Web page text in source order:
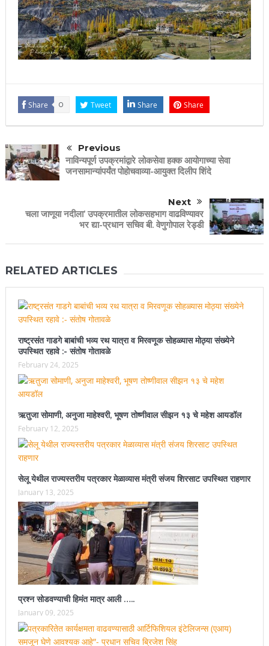
Share 0 Tweet Share Share
Previous
नाविन्यपूर्ण उपक्रमांद्वारे लोकसेवा हक्क आयोगाच्या सेवा
जनसामान्यांपर्यंत पोहोचवाव्या-आयुक्त दिलीप शिंदे
Next
चला जाणूया नदीला’ उपक्रमातील लोकसहभाग वाढविण्यावर
भर द्या-प्रधान सचिव बी. वेणुगोपाल रेड्डी
RELATED ARTICLES
राष्ट्रसंत गाडगे बाबांची भव्य रथ यात्रा व मिरवणूक सोहळ्यास मोठ्या संख्येने
उपस्थित रहावे :- संतोष गोतावळे
February 24, 2025
ऋतुजा सोमाणी, अनुजा माहेश्वरी, भूषण तोष्णीवाल सीझन १३ चे महेश आयडॉल
February 12, 2025
सेलू येथील राज्यस्तरीय पत्रकार मेळाव्यास मंत्री संजय शिरसाट उपस्थित राहणार
January 13, 2025
प्रश्न सोडवण्याची हिमंत मात्र आली …..
January 09, 2025